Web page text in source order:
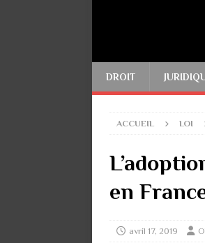
DROIT
ACCUEIL LOI
en
avril 17, 2019